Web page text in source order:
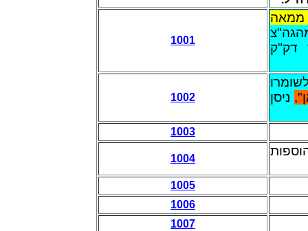
ממאה
דק"ק
1001
ניסן 1002
1003
1004
1005
1006
1007